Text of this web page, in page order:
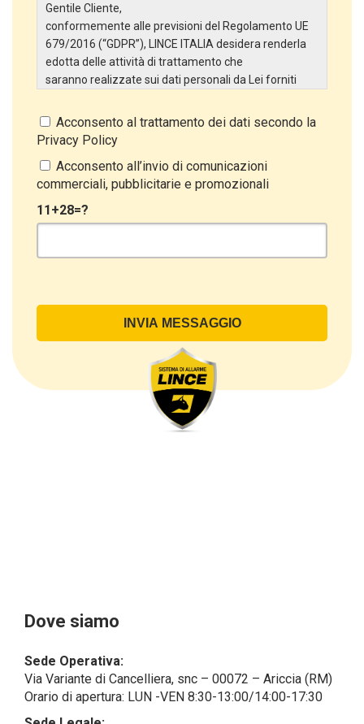
Gentile Cliente,
conformemente alle previsioni del Regolamento UE
679/2016 (“GDPR”), LINCE ITALIA desidera renderla
edotta delle attività di trattamento che
saranno realizzate sui dati personali da Lei forniti
particolare:
Titolare del Trattamento
Il Titolare del Trattamento è LINCE ITALIA S.r.l., con
sede in Via Variante di Cancelliera snc 00072 –
Ariccia (RM). L’interessato può esercitare i
propri diritti inviando una raccomandata alla sede
Oggetto del Trattamento
di contatto, così come altri dati necessari ai fini della
fatturazione, come l’indirizzo). Con riferimento a
questi ultimi, cogliamo l’occasione per
sottolineare che i dati delle persone fisiche sono
sempre qualificati come personali, mentre le persone
giuridiche sono in via generale escluse
dal campo di applicazione del GDPR (artt. 1 e 4 del
Alcuni segmenti dell’attività richiesta potrebbero
l’espletamento di alcune attività determinate a
società esterne che presentano le garanzie richieste
dal GDPR, abilitandole e a compiere
Acconsento al trattamento dei dati secondo la
Privacy Policy
Acconsento all’invio di comunicazioni
commerciali, pubblicitarie e promozionali
11+28=?
Dove siamo
Sede Operativa:
Via Variante di Cancelliera, snc – 00072 – Ariccia (RM)
Orario di apertura: LUN -VEN 8:30-13:00/14:00-17:30